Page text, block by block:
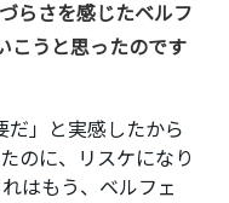
らさを感じたベルフ
こうと思ったのです
だ」と実感したから
のに、リスケになり
はもう、ベルフェ